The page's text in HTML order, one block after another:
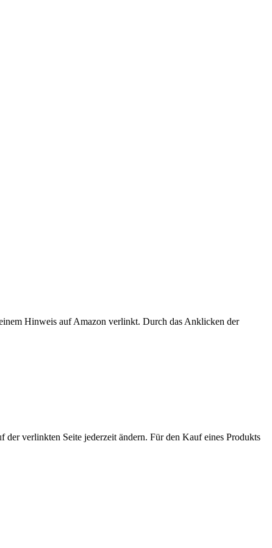
Hinweis auf Amazon verlinkt. Durch das Anklicken der
der verlinkten Seite jederzeit ändern. Für den Kauf eines Produkts